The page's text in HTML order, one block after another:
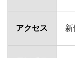
アクセス 新